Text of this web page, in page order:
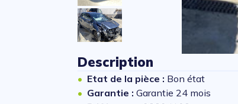
Description
Etat de la pièce : Bon état
Garantie : Garantie 24 mois